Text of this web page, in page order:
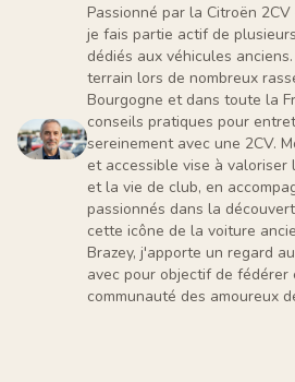
Passionné par la Citroën
je fais partie actif de
dédiés aux véhicules
terrain lors de nombreux
Bourgogne et dans toute la
conseils pratiques pour
sereinement avec une 2CV.
et accessible vise à valoriser
et la vie de club, en
passionnés dans la
cette icône de la voiture
Brazey, j'apporte un regard
avec pour objectif de fédérer
communauté des amoureux